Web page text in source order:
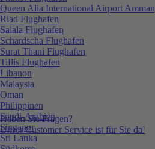
Haben Sie Fragen?
Unser Customer Service ist für Sie da!
Queen Alia International Airport Amman
Riad Flughafen
Salala Flughafen
Schardscha Flughafen
Surat Thani Flughafen
Tiflis Flughafen
Libanon
Malaysia
Oman
Philippinen
Saudi-Arabien
Singapur
Sri Lanka